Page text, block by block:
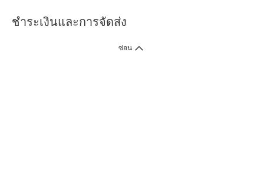
ชำระเงินและการจัดส่ง
ซ่อน